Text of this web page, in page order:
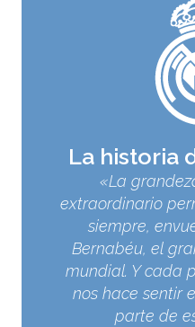
La historia
«La
extraordinario
siempre,
Bernabéu, el
mundial. Y cada
nos hace sentir
parte de